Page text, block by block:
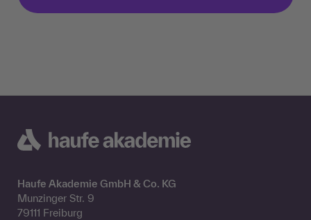
Haufe Akademie GmbH & Co. KG
Munzinger Str. 9
79111 Freiburg